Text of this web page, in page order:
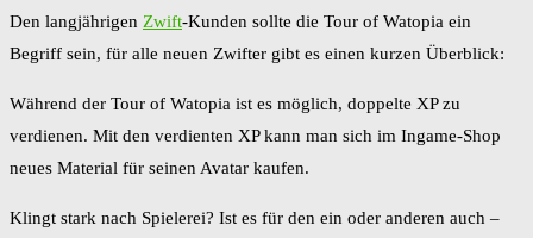
Den langjährigen Zwift-Kunden sollte die Tour of Watopia ein
Begriff sein, für alle neuen Zwifter gibt es einen kurzen Überblick:
Während der Tour of Watopia ist es möglich, doppelte XP zu
verdienen. Mit den verdienten XP kann man sich im Ingame-Shop
neues Material für seinen Avatar kaufen.
Klingt stark nach Spielerei? Ist es für den ein oder anderen auch –